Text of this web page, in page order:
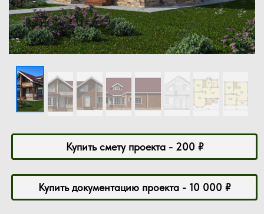
Купить смету проекта - 200 ₽
Купить документацию проекта - 10 000 ₽